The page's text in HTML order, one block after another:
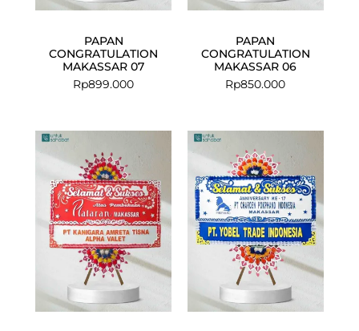
PAPAN
CONGRATULATION
MAKASSAR 07
Rp899.000
PAPAN
CONGRATULATION
MAKASSAR 06
Rp850.000